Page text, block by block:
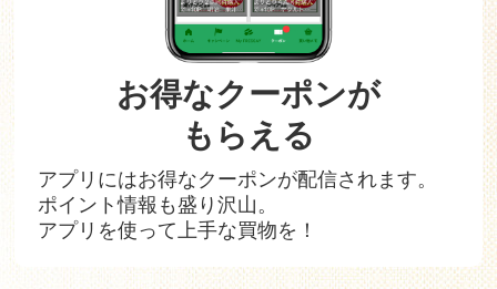
お得なクーポンが
もらえる
アプリにはお得なクーポンが配信されます。
ポイント情報も盛り沢山。
アプリを使って上手な買物を！